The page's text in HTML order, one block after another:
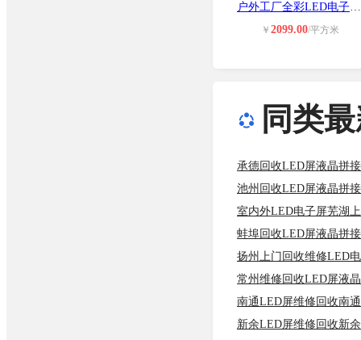
户外工厂全彩LED电子大屏幕厂家 室外
￥ 2099.00/平方米
同类
承德回收LED屏液晶拼
池州回收LED屏液晶拼
室内外LED电子屏芜湖
蚌埠回收LED屏液晶拼
扬州上门回收维修LED
常州维修回收LED屏液
南通LED屏维修回收南
新余LED屏维修回收新